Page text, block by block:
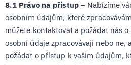
8.1 Právo na přístup – Nabízíme
osobním údajům, které
můžete kontaktovat a požádat nás
osobní údaje zpracovávají nebo ne,
požádat o přístup k vašim údajům,